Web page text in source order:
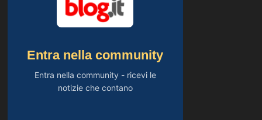
Entra nella community
Entra nella community - ricevi le
notizie che contano